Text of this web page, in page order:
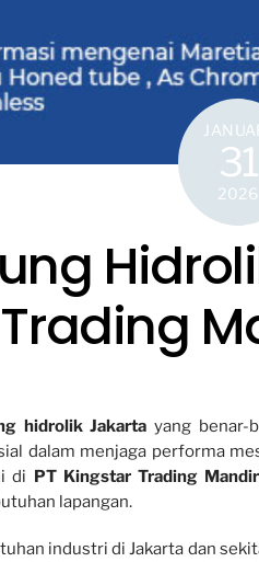
31
2026
hidrolik Jakarta yang benar-
dalam menjaga performa
di
PT Kingstar Trading
lapangan.
industri di Jakarta dan